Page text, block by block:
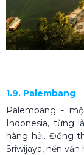
1.9. Palembang
Palembang -
Indonesia, từng
hàng hải. Đồng
Sriwijaya, nền